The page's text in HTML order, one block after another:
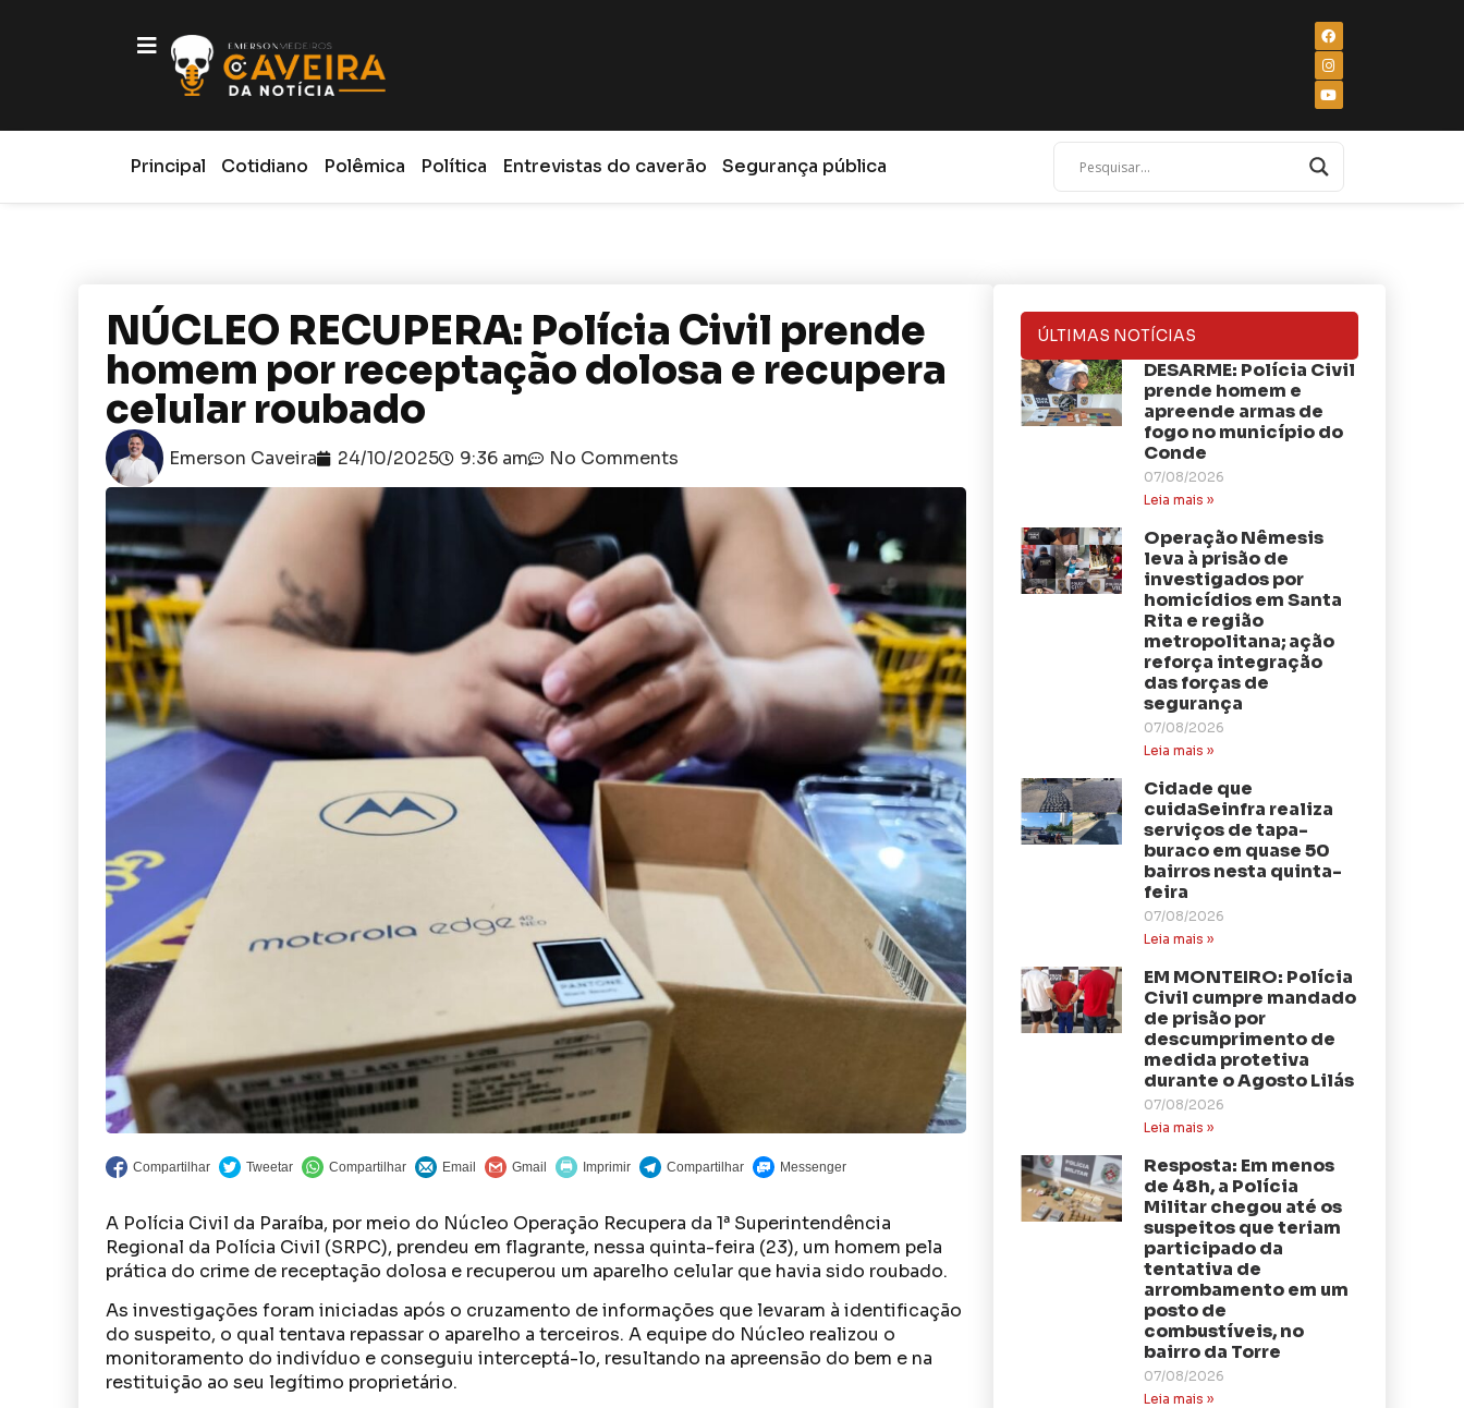
Principal Cotidiano Polêmica Política Entrevistas do caverão Segurança pública
NÚCLEO RECUPERA: Polícia Civil prende
homem por receptação dolosa e recupera
celular roubado
Emerson Caveira 24/10/2025 9:36 am No Comments
A Polícia Civil da Paraíba, por meio do Núcleo Operação Recupera da 1ª Superintendência
Regional da Polícia Civil (SRPC), prendeu em flagrante, nessa quinta-feira (23), um homem pela
prática do crime de receptação dolosa e recuperou um aparelho celular que havia sido roubado.
As investigações foram iniciadas após o cruzamento de informações que levaram à identificação
do suspeito, o qual tentava repassar o aparelho a terceiros. A equipe do Núcleo realizou o
monitoramento do indivíduo e conseguiu interceptá-lo, resultando na apreensão do bem e na
restituição ao seu legítimo proprietário.
ÚLTIMAS NOTÍCIAS
DESARME: Polícia Civil
prende homem e
apreende armas de
fogo no município do
Conde
07/08/2026
Leia mais »
Operação Nêmesis
leva à prisão de
investigados por
homicídios em Santa
Rita e região
metropolitana; ação
reforça integração
das forças de
segurança
07/08/2026
Leia mais »
Cidade que
cuidaSeinfra realiza
serviços de tapa-
buraco em quase 50
bairros nesta quinta-
feira
07/08/2026
Leia mais »
EM MONTEIRO: Polícia
Civil cumpre mandado
de prisão por
descumprimento de
medida protetiva
durante o Agosto Lilás
07/08/2026
Leia mais »
Resposta: Em menos
de 48h, a Polícia
Militar chegou até os
suspeitos que teriam
participado da
tentativa de
arrombamento em um
posto de
combustíveis, no
bairro da Torre
07/08/2026
Leia mais »